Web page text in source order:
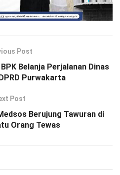
Post
Belanja Perjalanan Dinas
Purwakarta
Post
Berujung Tawuran di
Orang Tewas